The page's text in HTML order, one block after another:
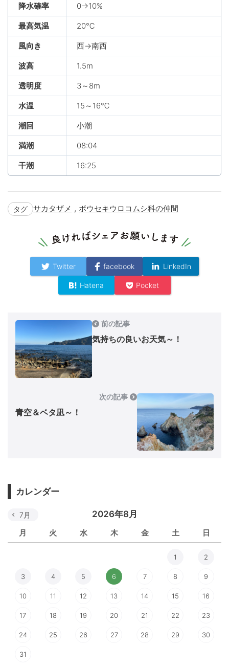
降水確率 0→10%
最高気温 20℃
風向き 西→南西
波高 1.5m
透明度 3～8m
水温 15～16℃
潮回 小潮
満潮 08:04
干潮 16:25
タグ サカタザメ , ボウセキウロコムシ科の仲間
Twitter facebook LinkedIn
Hatena Pocket
前の記事
気持ちの良いお天気～！
次の記事
青空＆ベタ凪～！
カレンダー
2026年8月
月 火 水 木 金 土 日
7月
1 2
3 4 5 6 7 8 9
10 11 12 13 14 15 16
17 18 19 20 21 22 23
24 25 26 27 28 29 30
31